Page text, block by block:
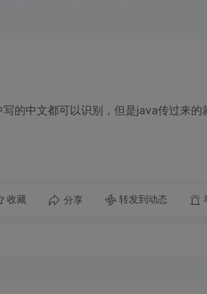
的中文都可以识别，但是java传过来的
收藏 分享 转发到动态